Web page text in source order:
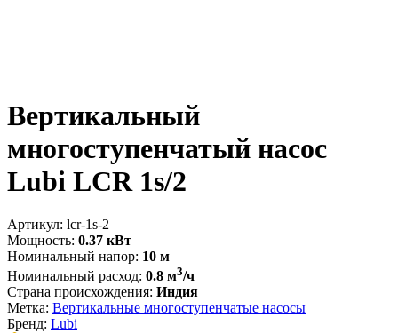
Вертикальный
многоступенчатый насос
Lubi LCR 1s/2
Артикул: lcr-1s-2
Мощность: 0.37 кВт
Номинальный напор: 10 м
Номинальный расход: 0.8 м3/ч
Страна происхождения: Индия
Метка: Вертикальные многоступенчатые насосы
Бренд: Lubi